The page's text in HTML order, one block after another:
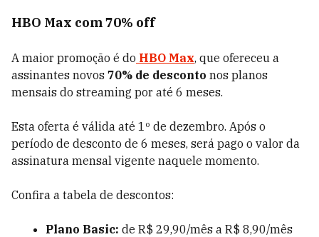
HBO Max com 70% off
A maior promoção é do HBO Max, que ofereceu a
assinantes novos 70% de desconto nos planos
mensais do streaming por até 6 meses.
Esta oferta é válida até 1º de dezembro. Após o
período de desconto de 6 meses, será pago o valor da
assinatura mensal vigente naquele momento.
Confira a tabela de descontos:
Plano Basic: de R$ 29,90/mês a R$ 8,90/mês